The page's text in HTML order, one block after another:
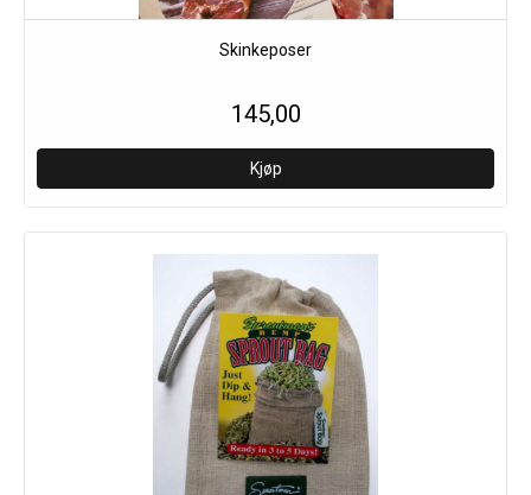
Skinkeposer
145,00